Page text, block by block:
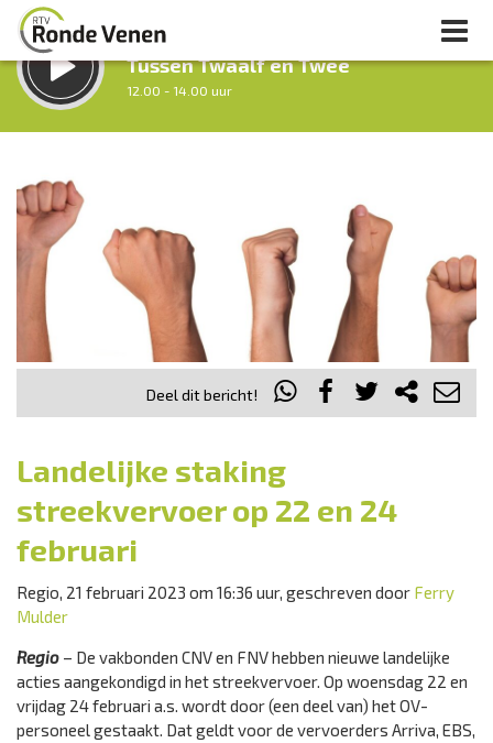
LUISTER LIVE:
Tussen Twaalf en Twee
12.00 - 14.00 uur
14.00 - 18.00 uur
Vorig uur
Inklappen
Deel dit bericht!
Landelijke staking
streekvervoer op 22 en 24
februari
Regio, 21 februari 2023 om 16:36 uur, geschreven door Ferry
Mulder
Regio – De vakbonden CNV en FNV hebben nieuwe landelijke
acties aangekondigd in het streekvervoer. Op woensdag 22 en
vrijdag 24 februari a.s. wordt door (een deel van) het OV-
personeel gestaakt. Dat geldt voor de vervoerders Arriva, EBS,